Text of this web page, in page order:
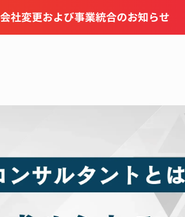
会社変更および事業統合のお知らせ